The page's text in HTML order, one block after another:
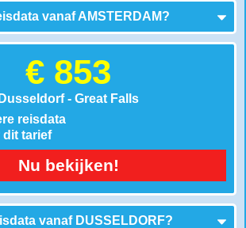
vanafAMSTERDAM?
€ 853
Dusseldorf - Great Falls
reisdata
dit tarief
Nu bekijken!
vanaf DUSSELDORF?